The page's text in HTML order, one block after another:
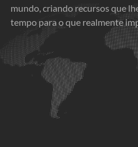
mundo, criando recursos que
tempo para o que realmente